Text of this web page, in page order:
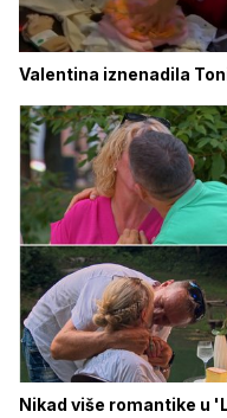
Valentina iznenadila
Nikad više romantike u